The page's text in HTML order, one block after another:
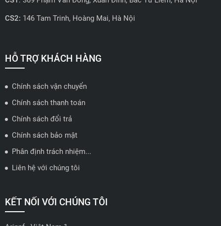
CS2: 146 Tam Trinh, Hoàng Mai, Hà Nội
🗺️Xem trên bản đồ
ĐẠI LÝ QUẬN 2 HCM - HẢI TRIỀU AUTO
🔰 Địa chỉ: 78-80 Vũ Tông Phan, P.An Phú, TP Thủ Đức, TP HCM
📍 Hotline: 0938584113
🗺️Xem trên bản đồ
ĐẠI LÝ THỦ ĐỨC - TB AUTO
🔰 Địa chỉ: 482 Đ. Lê Văn Việt, Tăng Nhơn Phú A, Thủ Đức,
HỖ TRỢ KHÁCH HÀNG
Chính sách vận chuyển
Chính sách thanh toán
Chính sách đổi trả
Chính sách bảo mật
Phân định trách nhiệm...
Liên hệ với chúng tôi
KẾT NỐI VỚI CHÚNG TÔI